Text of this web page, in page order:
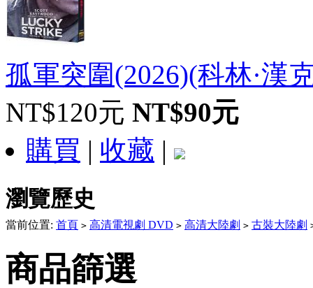
孤軍突圍(2026)(科林·漢
NT$120元 NT$90元
購買 | 收藏 |
瀏覽歷史
當前位置: 首頁 > 高清電視劇 DVD > 高清大陸劇 > 古裝大陸劇
商品篩選